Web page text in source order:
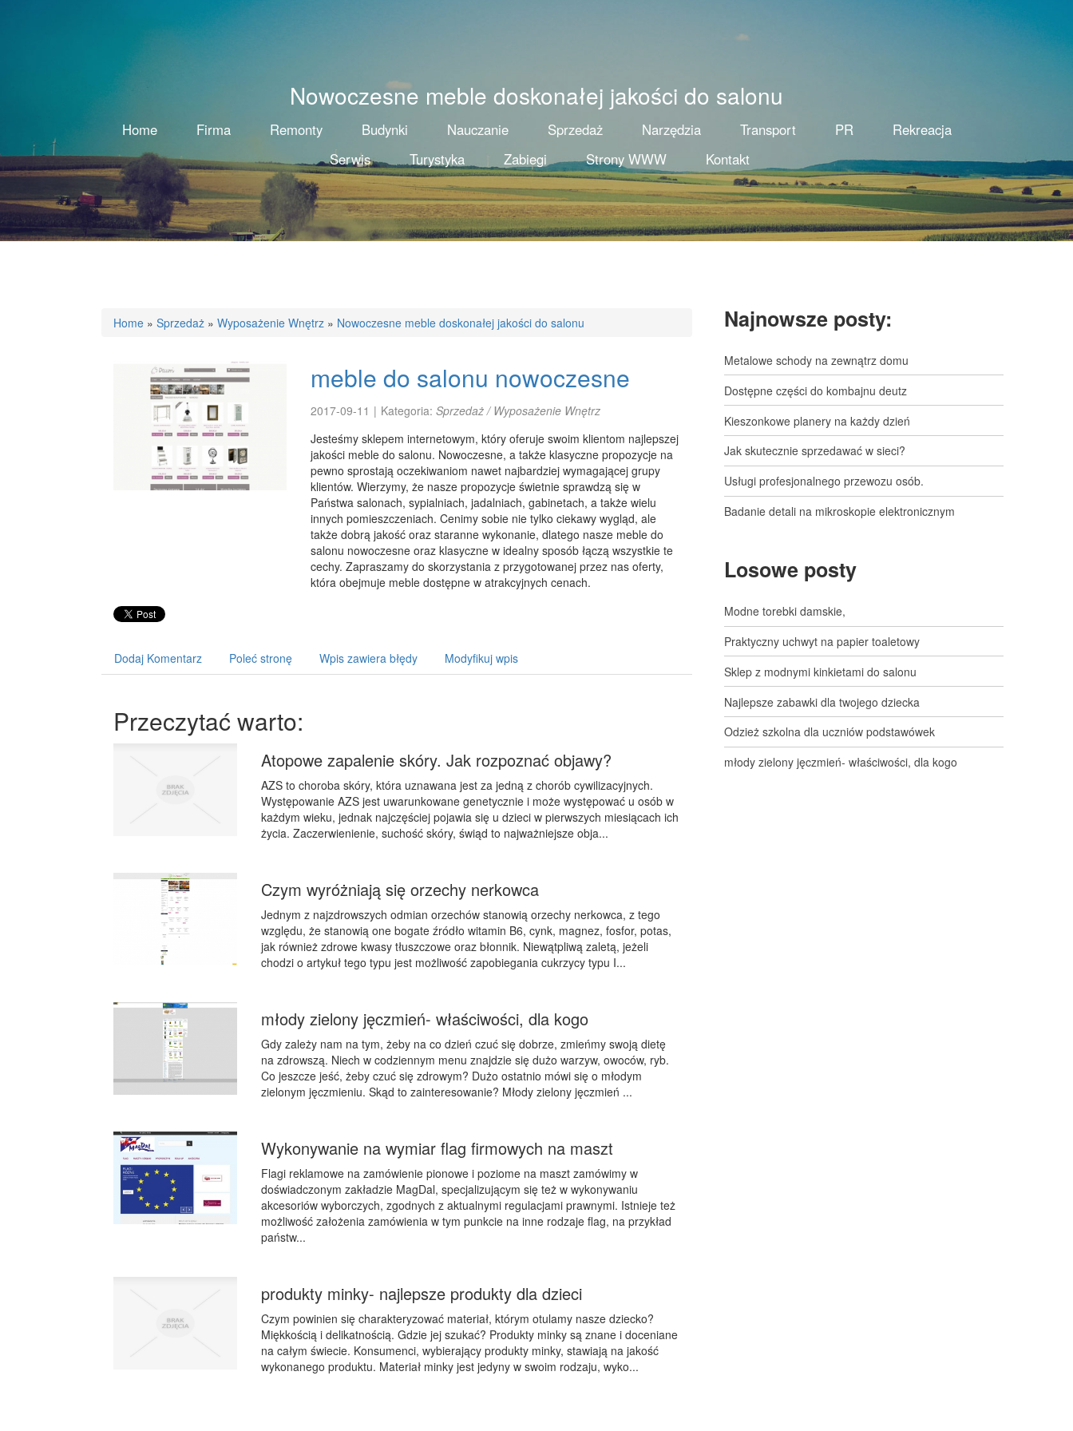
Nowoczesne meble doskonałej jakości do salonu
Home Firma Remonty Budynki Nauczanie Sprzedaż Narzędzia Transport PR
Rekreacja
Serwis
Turystyka Zabiegi Strony WWW Kontakt
Home » Sprzedaż » Wyposażenie Wnętrz » Nowoczesne meble doskonałej jakości do salonu
meble do salonu nowoczesne
2017-09-11 | Kategoria: Sprzedaż / Wyposażenie Wnętrz
Jesteśmy sklepem internetowym, który oferuje swoim klientom najlepszej
jakości meble do salonu. Nowoczesne, a także klasyczne propozycje na
pewno sprostają oczekiwaniom nawet najbardziej wymagającej grupy
klientów. Wierzymy, że nasze propozycje świetnie sprawdzą się w
Państwa salonach, sypialniach, jadalniach, gabinetach, a także wielu
innych pomieszczeniach. Cenimy sobie nie tylko ciekawy wygląd, ale
także dobrą jakość oraz staranne wykonanie, dlatego nasze meble do
salonu nowoczesne oraz klasyczne w idealny sposób łączą wszystkie te
cechy. Zapraszamy do skorzystania z przygotowanej przez nas oferty,
która obejmuje meble dostępne w atrakcyjnych cenach.
Dodaj Komentarz Poleć stronę Wpis zawiera błędy Modyfikuj wpis
Przeczytać warto:
Atopowe zapalenie skóry. Jak rozpoznać objawy?
AZS to choroba skóry, która uznawana jest za jedną z chorób cywilizacyjnych.
Występowanie AZS jest uwarunkowane genetycznie i może występować u osób w
każdym wieku, jednak najczęściej pojawia się u dzieci w pierwszych miesiącach ich
życia. Zaczerwienienie, suchość skóry, świąd to najważniejsze obja...
Czym wyróżniają się orzechy nerkowca
Jednym z najzdrowszych odmian orzechów stanowią orzechy nerkowca, z tego
względu, że stanowią one bogate źródło witamin B6, cynk, magnez, fosfor, potas,
jak również zdrowe kwasy tłuszczowe oraz błonnik. Niewątpliwą zaletą, jeżeli
chodzi o artykuł tego typu jest możliwość zapobiegania cukrzycy typu I...
młody zielony jęczmień- właściwości, dla kogo
Gdy zależy nam na tym, żeby na co dzień czuć się dobrze, zmieńmy swoją dietę
na zdrowszą. Niech w codziennym menu znajdzie się dużo warzyw, owoców, ryb.
Co jeszcze jeść, żeby czuć się zdrowym? Dużo ostatnio mówi się o młodym
zielonym jęczmieniu. Skąd to zainteresowanie? Młody zielony jęczmień ...
Wykonywanie na wymiar flag firmowych na maszt
Flagi reklamowe na zamówienie pionowe i poziome na maszt zamówimy w
doświadczonym zakładzie MagDal, specjalizującym się też w wykonywaniu
akcesoriów wyborczych, zgodnych z aktualnymi regulacjami prawnymi. Istnieje też
możliwość założenia zamówienia w tym punkcie na inne rodzaje flag, na przykład
państw...
produkty minky- najlepsze produkty dla dzieci
Czym powinien się charakteryzować materiał, którym otulamy nasze dziecko?
Miękkością i delikatnością. Gdzie jej szukać? Produkty minky są znane i doceniane
na całym świecie. Konsumenci, wybierający produkty minky, stawiają na jakość
wykonanego produktu. Materiał minky jest jedyny w swoim rodzaju, wyko...
Najnowsze posty:
Metalowe schody na zewnątrz domu
Dostępne części do kombajnu deutz
Kieszonkowe planery na każdy dzień
Jak skutecznie sprzedawać w sieci?
Usługi profesjonalnego przewozu osób.
Badanie detali na mikroskopie elektronicznym
Losowe posty
Modne torebki damskie,
Praktyczny uchwyt na papier toaletowy
Sklep z modnymi kinkietami do salonu
Najlepsze zabawki dla twojego dziecka
Odzież szkolna dla uczniów podstawówek
młody zielony jęczmień- właściwości, dla kogo